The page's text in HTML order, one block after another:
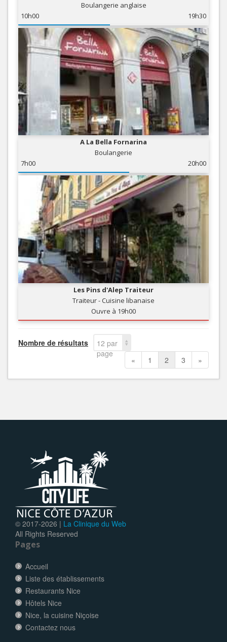
Boulangerie anglaise
10h00
19h30
A La Bella Fornarina
Boulangerie
7h00
20h00
Les Pins d'Alep Traiteur
Traiteur - Cuisine libanaise
Ouvre à 19h00
Nombre de résultats
12 par
page
« 1 2 3 »
© 2017-2026 | La Clinique du Web
All Rights Reserved
Pages
Accueil
Liste des établissements
Restaurants Nice
Hôtels Nice
Nice, la cuisine Niçoise
Contactez nous